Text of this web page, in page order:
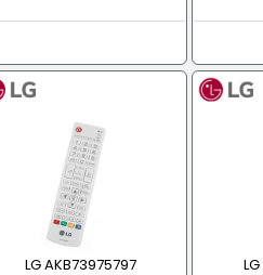
LG AKB73975797